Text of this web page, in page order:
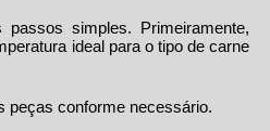
simples. Primeiramente,
ideal para o tipo de carne
peças conforme necessário.